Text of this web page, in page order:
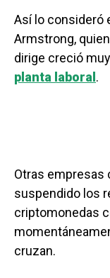
Así lo consideró
Armstrong,
dirige creció
planta laboral.
Otras empresas
suspendido los
criptomonedas
cruzan.